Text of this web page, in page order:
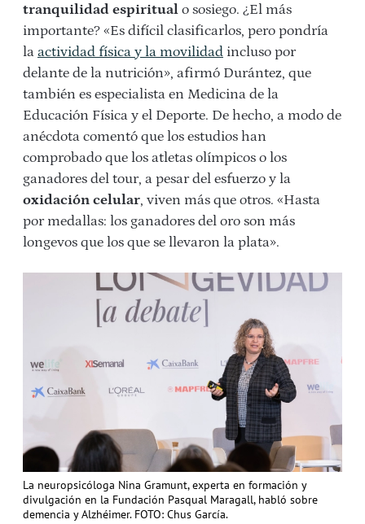
tranquilidad espiritual o sosiego. ¿El más
importante? «Es difícil clasificarlos, pero pondría
la actividad física y la movilidad incluso por
delante de la nutrición», afirmó Durántez, que
también es especialista en Medicina de la
Educación Física y el Deporte. De hecho, a modo de
anécdota comentó que los estudios han
comprobado que los atletas olímpicos o los
ganadores del tour, a pesar del esfuerzo y la
oxidación celular, viven más que otros. «Hasta
por medallas: los ganadores del oro son más
longevos que los que se llevaron la plata».
La neuropsicóloga Nina Gramunt, experta en formación y
divulgación en la Fundación Pasqual Maragall, habló sobre
demencia y Alzhéimer. FOTO: Chus García.